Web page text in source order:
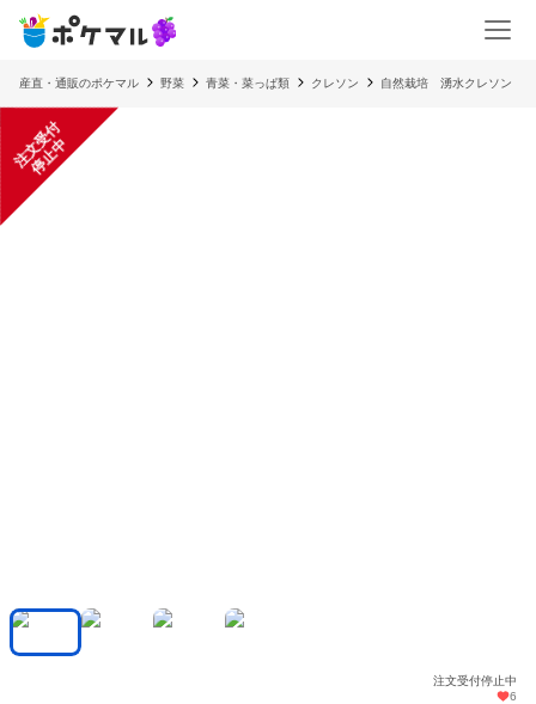
産直・通販のポケマル 野菜 青菜・菜っぱ類 クレソン 自然栽培 湧水クレソン
注
文
受
付
停
止
中
注文受付停止中
6